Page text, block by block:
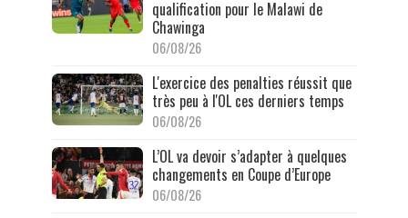
qualification pour le Malawi de
Chawinga
06/08/26
L'exercice des penalties réussit que
très peu à l'OL ces derniers temps
06/08/26
L’OL va devoir s’adapter à quelques
changements en Coupe d’Europe
06/08/26